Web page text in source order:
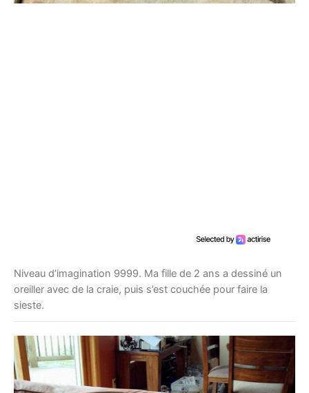
Niveau d’imagination 9999. Ma fille de 2 ans a dessiné un
oreiller avec de la craie, puis s’est couchée pour faire la
sieste.